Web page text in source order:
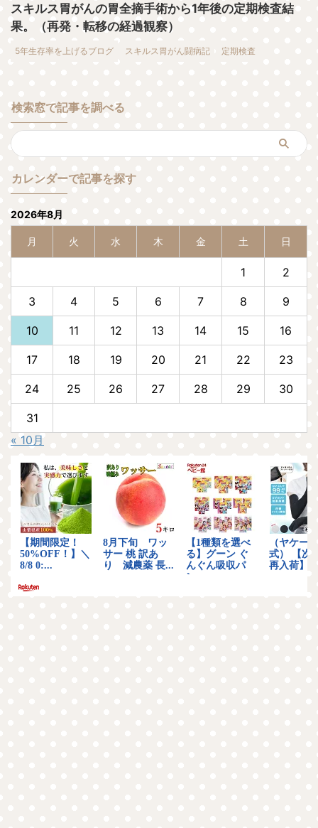
スキルス胃がんの胃全摘手術から1年後の定期検査結
果。（再発・転移の経過観察）
5年生存率を上げるブログ スキルス胃がん闘病記 定期検査
検索窓で記事を調べる
カレンダーで記事を探す
2026年8月
月 火 水 木 金 土 日
1 2
3 4 5 6 7 8 9
10 11 12 13 14 15 16
17 18 19 20 21 22 23
24 25 26 27 28 29 30
31
« 10月